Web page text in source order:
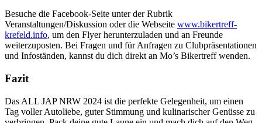
Besuche die Facebook-Seite unter der Rubrik
Veranstaltungen/Diskussion oder die Webseite www.bikertreff-
krefeld.info, um den Flyer herunterzuladen und an Freunde
weiterzuposten. Bei Fragen und für Anfragen zu Clubpräsentationen
und Infoständen, kannst du dich direkt an Mo’s Bikertreff wenden.
Fazit
Das ALL JAP NRW 2024 ist die perfekte Gelegenheit, um einen
Tag voller Autoliebe, guter Stimmung und kulinarischer Genüsse zu